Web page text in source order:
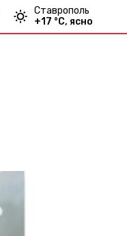
Ставрополь
+17 °С, ясно